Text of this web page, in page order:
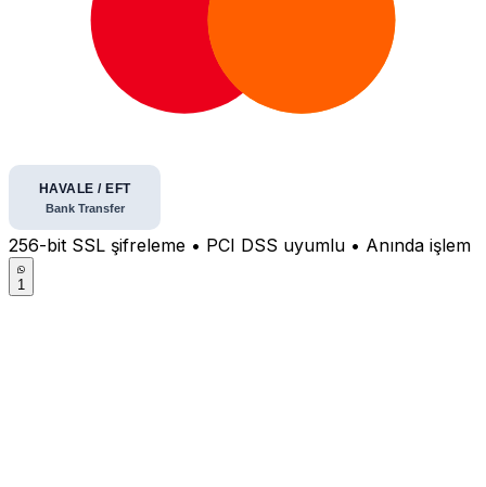
256-bit SSL şifreleme • PCI DSS uyumlu • Anında işlem
1